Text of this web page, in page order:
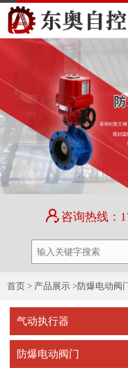
咨询热线：
首页 > 产品展示 >防爆电动阀
气动执行器
防爆电动阀门